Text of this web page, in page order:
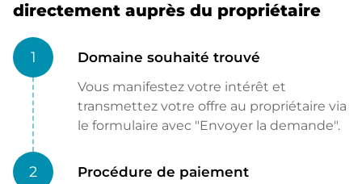
directement auprès du propriétaire
1 Domaine souhaité trouvé
Vous manifestez votre intérêt et
transmettez votre offre au propriétaire via
le formulaire avec "Envoyer la demande".
2 Procédure de paiement